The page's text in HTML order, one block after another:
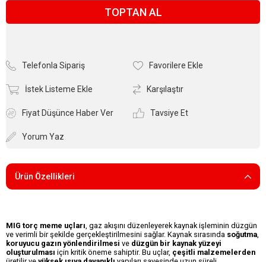
TOPTAN AL
Telefonla Sipariş Favorilere Ekle
İstek Listeme Ekle Karşılaştır
Fiyat Düşünce Haber Ver Tavsiye Et
Yorum Yaz
Ürün Özellikleri
MIG torç meme uçları , gaz akışını düzenleyerek kaynak işleminin düzgün
ve verimli bir şekilde gerçekleştirilmesini sağlar. Kaynak sırasında soğutma
koruyucu gazın yönlendirilmesi ve düzgün bir kaynak yüzeyi
oluşturulması için kritik öneme sahiptir. Bu uçlar, çeşitli malzemelerden